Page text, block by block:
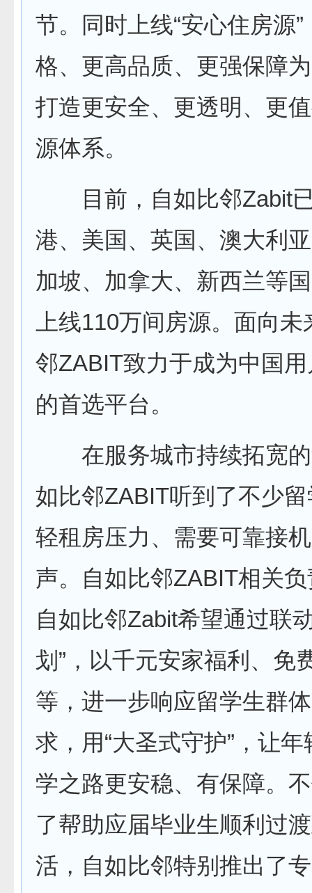
节。同时上线“安心住房源
格、更高品质、更强保障
打造更安全、更透明、更
源体系。
目前，自如比邻Zabit
港、美国、英国、澳大利
加坡、加拿大、新西兰等
上线110万间房源。面向
邻ZABIT致力于成为中国
的首选平台。
在服务城市持续拓宽的
如比邻ZABIT听到了不少
轻租房压力、需要可靠接
声。自如比邻ZABIT相关
自如比邻Zabit希望通过联
划”，以千元安家福利、免
等，进一步响应留学生群
求，用“大圣式守护”，让
学之路更安稳、有保障。
了帮助应届毕业生顺利过
活，自如比邻特别推出了